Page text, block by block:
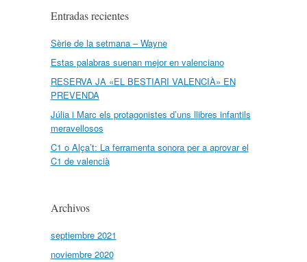
Entradas recientes
Sèrie de la setmana – Wayne
Estas palabras suenan mejor en valenciano
RESERVA JA «EL BESTIARI VALENCIÀ» EN
PREVENDA
Júlia i Marc els protagonistes d’uns llibres infantils
meravellosos
C1 o Alça’t: La ferramenta sonora per a aprovar el
C1 de valencià
Archivos
septiembre 2021
noviembre 2020